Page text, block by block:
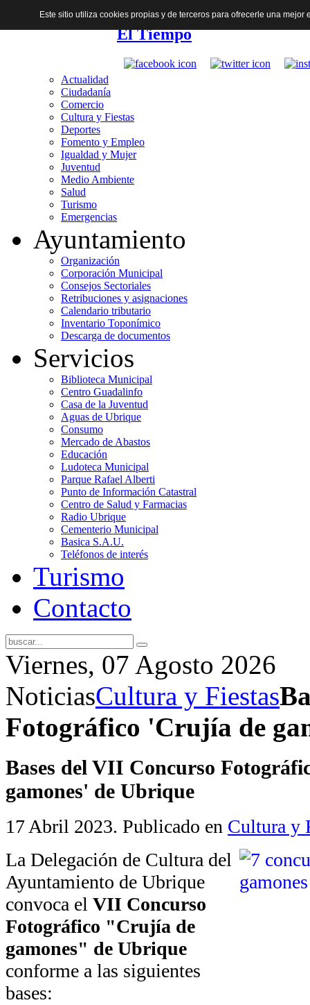
El Tiempo
Actualidad
Ciudadanía
Comercio
Cultura y Fiestas
Deportes
Fomento y Empleo
Igualdad y Mujer
Juventud
Medio Ambiente
Salud
Turismo
Emergencias
Ayuntamiento
Organización
Corporación Municipal
Consejos Sectoriales
Retribuciones y asignaciones
Calendario tributario
Inventario Toponímico
Descarga de documentos
Servicios
Biblioteca Municipal
Centro Guadalinfo
Casa de la Juventud
Aguas de Ubrique
Consumo
Mercado de Abastos
Educación
Ludoteca Municipal
Parque Rafael Alberti
Punto de Información Catastral
Centro de Salud y Farmacias
Radio Ubrique
Cementerio Municipal
Basica S.A.U.
Teléfonos de interés
Turismo
Contacto
Viernes, 07 Agosto 2026
NoticiasCultura y Fiestas
Fotográfico 'Crujía de
Bases del VII Concurso
gamones' de Ubrique
17 Abril 2023. Publicado en Cultura y
La Delegación de Cultura del
Ayuntamiento de Ubrique
convoca el VII Concurso
Fotográfico "Crujía de
gamones" de Ubrique
conforme a las siguientes
bases:
Este sitio utiliza cookies propias y de terceros para ofrecerle una